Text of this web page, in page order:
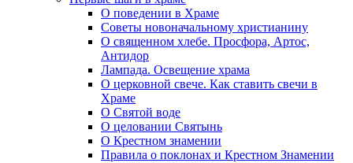
О поведении в Храме
Советы новоначальному христианину
О священном хлебе. Просфора, Артос,
Антидор
Лампада. Освещение храма
О церковной свече. Как ставить свечи в
Храме
О Святой воде
О целовании Святынь
О Крестном знамении
Правила о поклонах и Крестном Знамении